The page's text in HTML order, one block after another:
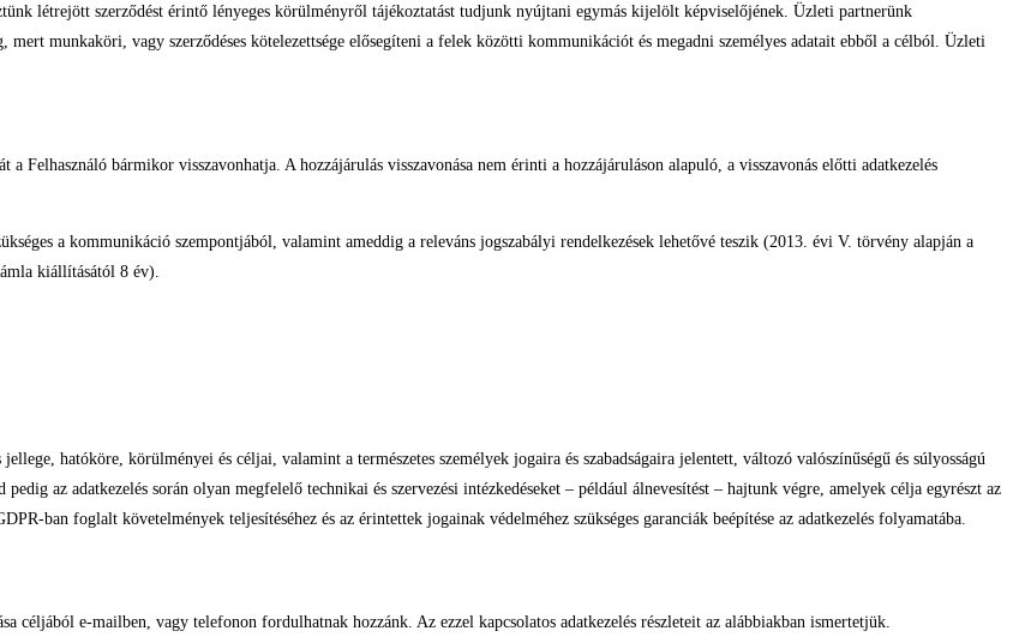
létrejött szerződést érintő lényeges körülményről tájékoztatást tudjunk nyújtani egymás kijelölt képviselőjének. Üzleti partnerünk
munkaköri, vagy szerződéses kötelezettsége elősegíteni a felek közötti kommunikációt és megadni személyes adatait ebből a célból. Üzleti
a Felhasználó bármikor visszavonhatja. A hozzájárulás visszavonása nem érinti a hozzájáruláson alapuló, a visszavonás előtti adatkezelés
a kommunikáció szempontjából, valamint ameddig a releváns jogszabályi rendelkezések lehetővé teszik (2013. évi V. törvény alapján a
kiállításától 8 év).
hatóköre, körülményei és céljai, valamint a természetes személyek jogaira és szabadságaira jelentett, változó valószínűségű és súlyosságú
az adatkezelés során olyan megfelelő technikai és szervezési intézkedéseket – például álnevesítést – hajtunk végre, amelyek célja egyrészt az
ban foglalt követelmények teljesítéséhez és az érintettek jogainak védelméhez szükséges garanciák beépítése az adatkezelés folyamatába.
céljából e-mailben, vagy telefonon fordulhatnak hozzánk. Az ezzel kapcsolatos adatkezelés részleteit az alábbiakban ismertetjük.